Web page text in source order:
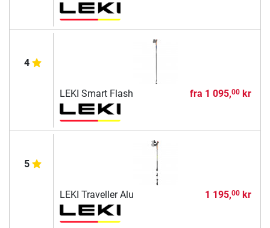
4
LEKI Smart Flash fra 1 095,00kr
5
LEKI Traveller Alu 1 195,00kr